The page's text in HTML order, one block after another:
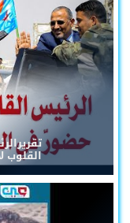
القلوب